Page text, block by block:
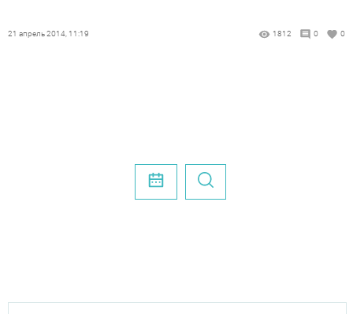
21 апрель 2014, 11:19 1812 0 0